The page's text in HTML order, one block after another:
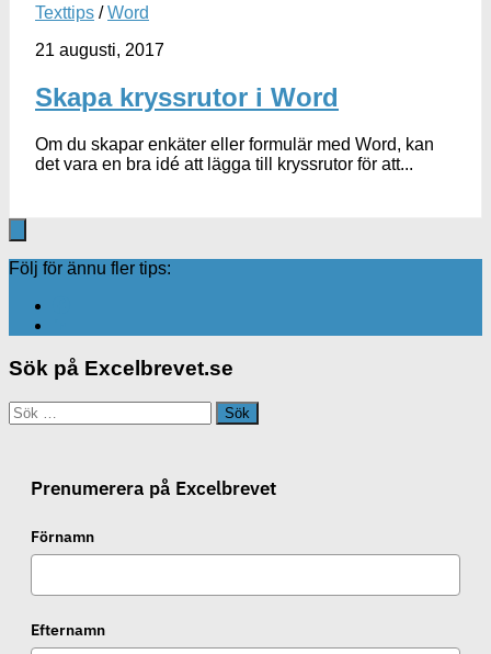
Texttips /Word
21 augusti, 2017
Skapa kryssrutor i Word
Om du skapar enkäter eller formulär med Word, kan
det vara en bra idé att lägga till kryssrutor för att...
Följ för ännu fler tips:
Sök på Excelbrevet.se
Sök
efter:
Prenumerera på Excelbrevet
Förnamn
Efternamn